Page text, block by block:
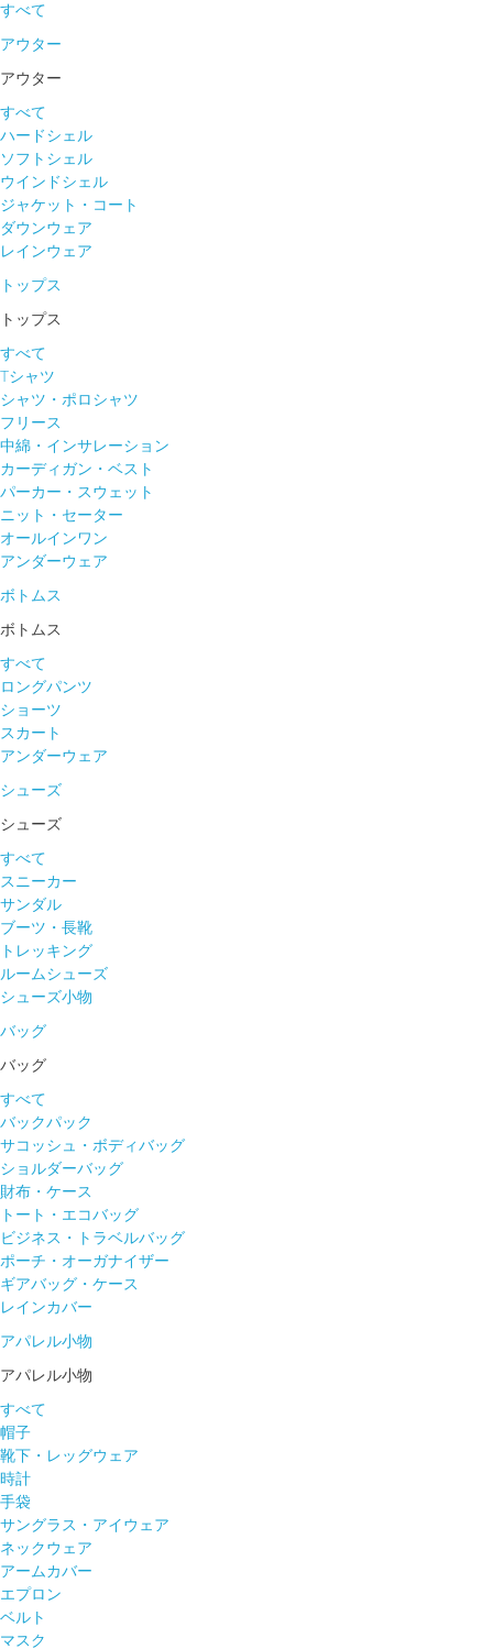
すべて
アウター
アウター
すべて
ハードシェル
ソフトシェル
ウインドシェル
ジャケット・コート
ダウンウェア
レインウェア
トップス
トップス
すべて
Tシャツ
シャツ・ポロシャツ
フリース
中綿・インサレーション
カーディガン・ベスト
パーカー・スウェット
ニット・セーター
オールインワン
アンダーウェア
ボトムス
ボトムス
すべて
ロングパンツ
ショーツ
スカート
アンダーウェア
シューズ
シューズ
すべて
スニーカー
サンダル
ブーツ・長靴
トレッキング
ルームシューズ
シューズ小物
バッグ
バッグ
すべて
バックパック
サコッシュ・ボディバッグ
ショルダーバッグ
財布・ケース
トート・エコバッグ
ビジネス・トラベルバッグ
ポーチ・オーガナイザー
ギアバッグ・ケース
レインカバー
アパレル小物
アパレル小物
すべて
帽子
靴下・レッグウェア
時計
手袋
サングラス・アイウェア
ネックウェア
アームカバー
エプロン
ベルト
マスク